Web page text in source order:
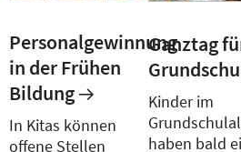
Personalgewinnung
in der Frühen
Bildung
In Kitas können
offene Stellen
Ganztag
Kinder im
haben bald